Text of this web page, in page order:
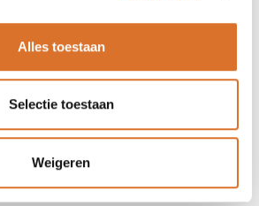
Alles toestaan
Selectie toestaan
Weigeren